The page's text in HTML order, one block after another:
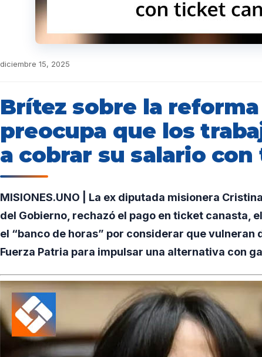
diciembre 15, 2025
Brítez sobre la
preocupa que los
a cobrar su salario
MISIONES.UNO | La ex diputada misionera
del Gobierno, rechazó el pago en ticket canasta,
el “banco de horas” por considerar que vulneran
Fuerza Patria para impulsar una alternativa con